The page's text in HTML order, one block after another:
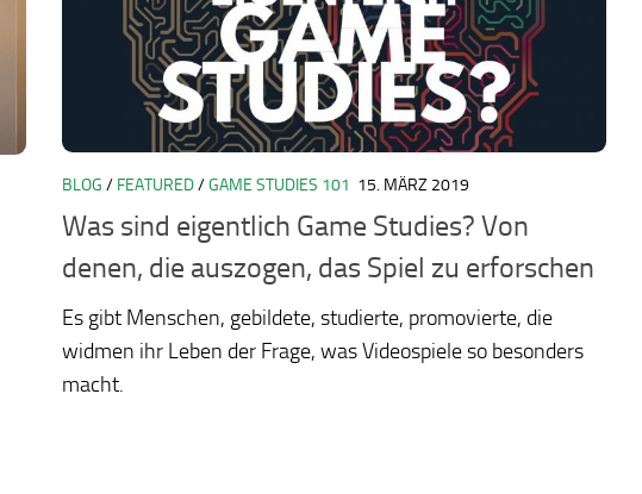
BLOG / FEATURED/GAME STUDIES 101 15. MÄRZ 2019
Was sind eigentlich Game Studies? Von
denen, die auszogen, das Spiel zu erforschen
Es gibt Menschen, gebildete, studierte, promovierte, die
widmen ihr Leben der Frage, was Videospiele so besonders
macht.